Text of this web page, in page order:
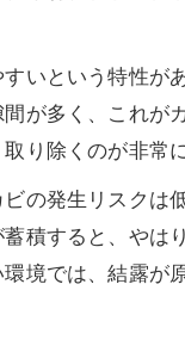
いという特性が
が多く、これが
り除くのが非常
の発生リスクは
積すると、やは
境では、結露が